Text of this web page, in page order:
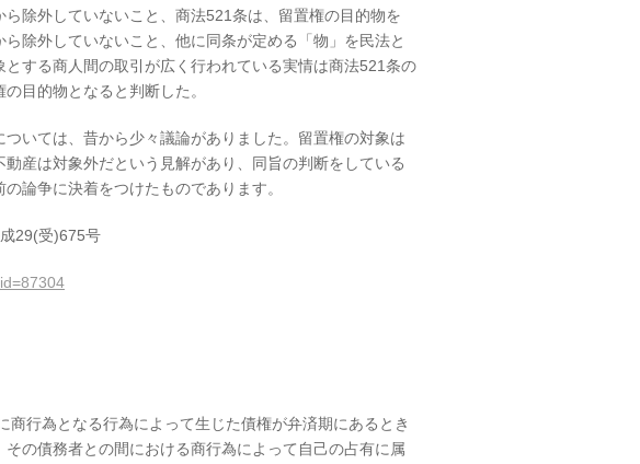
除外していないこと、商法521条は、留置権の目的物を
除外していないこと、他に同条が定める「物」を民法と
する商人間の取引が広く行われている実情は商法521条の
目的物となると判断した。
いては、昔から少々議論がありました。留置権の対象は
産は対象外だという見解があり、同旨の判断をしている
論争に決着をつけたものであります。
29(受)675号
行為となる行為によって生じた債権が弁済期にあるとき
の債務者との間における商行為によって自己の占有に属